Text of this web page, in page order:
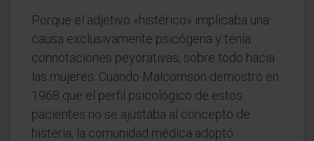
Porque el adjetivo «histérico» implicaba una
causa exclusivamente psicógena y tenía
connotaciones peyorativas, sobre todo hacia
las mujeres. Cuando Malcomson demostró en
1968 que el perfil psicológico de estos
pacientes no se ajustaba al concepto de
histeria, la comunidad médica adoptó